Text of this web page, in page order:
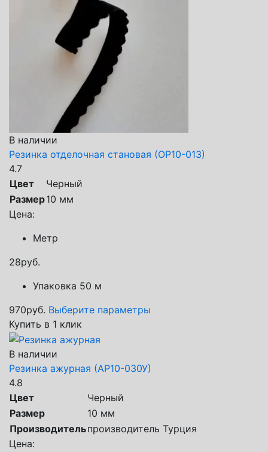
В наличии
Резинка отделочная становая (ОР10-013)
4.7
Цвет
Черный
Размер10 мм
Цена:
Метр
28руб.
Упаковка 50 м
970руб. Выберите параметры
Купить в 1 клик
В наличии
Резинка ажурная (АР10-030У)
4.8
Цвет
Черный
Размер
10 мм
Производительпроизводитель Турция
Цена: